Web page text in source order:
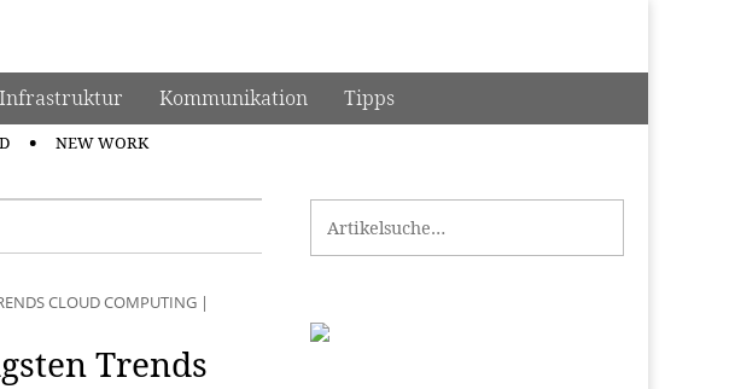
Infrastruktur Kommunikation Tipps
NEW WORK
CLOUD COMPUTING|
Trends